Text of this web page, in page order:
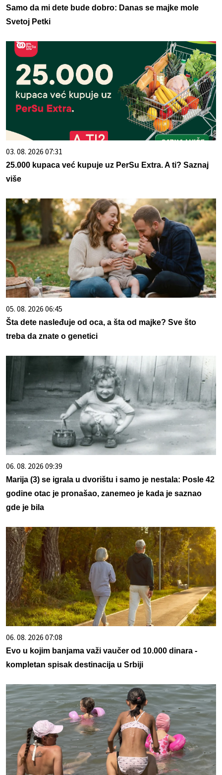
Samo da mi dete bude dobro: Danas se majke mole
Svetoj Petki
03. 08. 2026 07:31
25.000 kupaca već kupuje uz PerSu Extra. A ti? Saznaj
više
05. 08. 2026 06:45
Šta dete nasleđuje od oca, a šta od majke? Sve što
treba da znate o genetici
06. 08. 2026 09:39
Marija (3) se igrala u dvorištu i samo je nestala: Posle 42
godine otac je pronašao, zanemeo je kada je saznao
gde je bila
06. 08. 2026 07:08
Evo u kojim banjama važi vaučer od 10.000 dinara -
kompletan spisak destinacija u Srbiji